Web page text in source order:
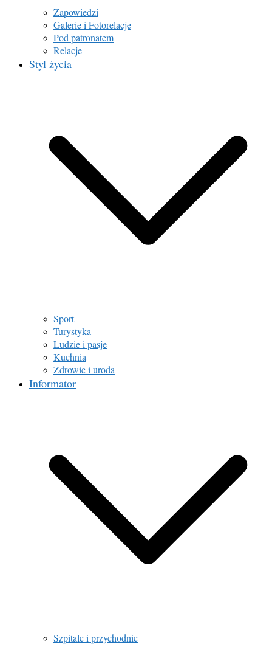
Zapowiedzi
Galerie i Fotorelacje
Pod patronatem
Relacje
Styl życia
Sport
Turystyka
Ludzie i pasje
Kuchnia
Zdrowie i uroda
Informator
Szpitale i przychodnie